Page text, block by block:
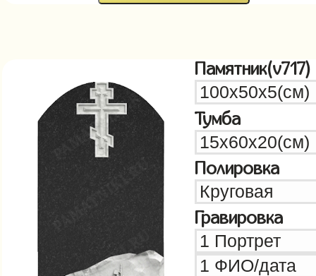
Памятник(v717)
Тумба
Полировка
Гравировка